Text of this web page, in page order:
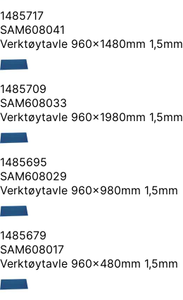
1485717
SAM608041
Verktøytavle 960x1480mm 1,5mm
1485709
SAM608033
Verktøytavle 960x1980mm 1,5mm
1485695
SAM608029
Verktøytavle 960x980mm 1,5mm
1485679
SAM608017
Verktøytavle 960x480mm 1,5mm